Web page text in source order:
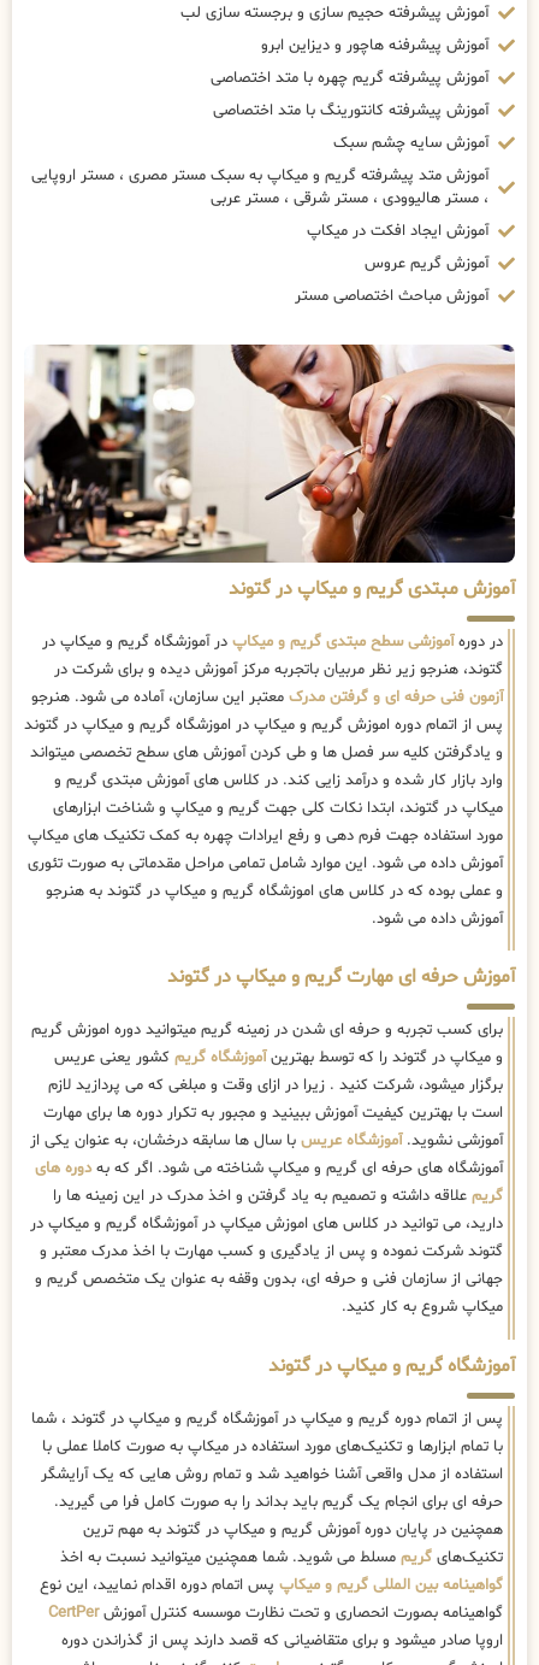
آموزش پیشرفته حجیم سازی و برجسته سازی لب
آموزش پیشرفنه هاچور و دیزاین ابرو
آموزش پیشرفته گریم چهره با متد اختصاصی
آموزش پیشرفته کانتورینگ با متد اختصاصی
آموزش سایه چشم سبک
آموزش متد پیشرفته گریم و میکاپ به سبک مستر مصری ، مستر اروپایی
، مستر هالیوودی ، مستر شرقی ، مستر عربی
آموزش ایجاد افکت در میکاپ
آموزش گریم عروس
آموزش مباحث اختصاصی مستر
آموزش مبتدی گریم و میکاپ در گتوند
در دورهآموزشی سطح مبتدی گریم و میکاپ در آموزشگاه گریم و میکاپ در
گتوند، هنرجو زیر نظر مربیان باتجربه مرکز آموزش دیده و برای شرکت در
آزمون فنی حرفه ای و گرفتن مدرک معتبر این سازمان، آماده می شود. هنرجو
پس از اتمام دوره اموزش گریم و میکاپ در اموزشگاه گریم و میکاپ در گتوند
و یادگرفتن کلیه سر فصل ها و طی کردن آموزش های سطح تخصصی میتواند
وارد بازار کار شده و درآمد زایی کند. در کلاس های آموزش مبتدی گریم و
میکاپ در گتوند، ابتدا نکات کلی جهت گریم و میکاپ و شناخت ابزارهای
مورد استفاده جهت فرم دهی و رفع ایرادات چهره به کمک تکنیک های میکاپ
آموزش داده می شود. این موارد شامل تمامی مراحل مقدماتی به صورت تئوری
و عملی بوده که در کلاس های اموزشگاه گریم و میکاپ در گتوند به هنرجو
آموزش داده می شود.
آموزش حرفه ای مهارت گریم و میکاپ در گتوند
برای کسب تجربه و حرفه ای شدن در زمینه گریم میتوانید دوره اموزش گریم
و میکاپ در گتوند را که توسط بهترینآموزشگاه گریم کشور یعنی عریس
برگزار میشود، شرکت کنید . زیرا در ازای وقت و مبلغی که می پردازید لازم
است با بهترین کیفیت آموزش ببینید و مجبور به تکرار دوره ها برای مهارت
آموزشی نشوید.آموزشگاه عریس با سال ها سابقه درخشان، به عنوان یکی از
آموزشگاه های حرفه ای گریم و میکاپ شناخته می شود. اگر که بهدوره های
گریم علاقه داشته و تصمیم به یاد گرفتن و اخذ مدرک در این زمینه ها را
دارید، می توانید در کلاس های اموزش میکاپ در آموزشگاه گریم و میکاپ در
گتوند شرکت نموده و پس از یادگیری و کسب مهارت با اخذ مدرک معتبر و
جهانی از سازمان فنی و حرفه ای، بدون وقفه به عنوان یک متخصص گریم و
میکاپ شروع به کار کنید.
آموزشگاه گریم و میکاپ در گتوند
پس از اتمام دوره گریم و میکاپ در آموزشگاه گریم و میکاپ در گتوند ، شما
با تمام ابزارها و تکنیک‌های مورد استفاده در میکاپ به صورت کاملا عملی با
استفاده از مدل واقعی آشنا خواهید شد و تمام روش هایی که یک آرایشگر
حرفه ای برای انجام یک گریم باید بداند را به صورت کامل فرا می گیرید.
همچنین در پایان دوره آموزش گریم و میکاپ در گتوند به مهم ترین
تکنیک‌های گریم مسلط می شوید. شما همچنین میتوانید نسبت به اخذ
گواهینامه بین المللی گریم و میکاپ پس اتمام دوره اقدام نمایید، این نوع
گواهینامه بصورت انحصاری و تحت نظارت موسسه کنترل آموزشCertPer
اروپا صادر میشود و برای متقاضیانی که قصد دارند پس از گذراندن دوره